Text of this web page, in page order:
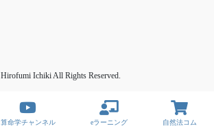
Hirofumi Ichiki All Rights Reserved.
算命学チャンネル eラーニング 自然法コム